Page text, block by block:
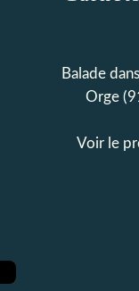
Balade
Orge
Voir le